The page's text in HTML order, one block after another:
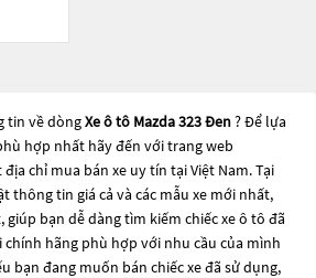
tin về dòngXe ô tô Mazda 323 Đen? Để lựa
hợp nhất hãy đến với trang web
chỉ mua bán xe uy tín tại Việt Nam. Tại
thông tin giá cả và các mẫu xe mới nhất,
giúp bạn dễ dàng tìm kiếm chiếc xe ô tô đã
chính hãng phù hợp với nhu cầu của mình
bạn đang muốn bán chiếc xe đã sử dụng,